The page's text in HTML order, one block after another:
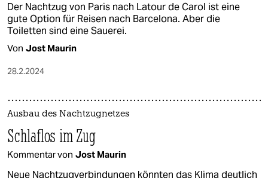
Der Nachtzug von Paris nach Latour de Carol ist eine
gute Option für Reisen nach Barcelona. Aber die
Toiletten sind eine Sauerei.
Von Jost Maurin
28.2.2024
Ausbau des Nachtzugnetzes
Schlaflos im Zug
Kommentar von Jost Maurin
Neue Nachtzugverbindungen könnten das Klima deutlich